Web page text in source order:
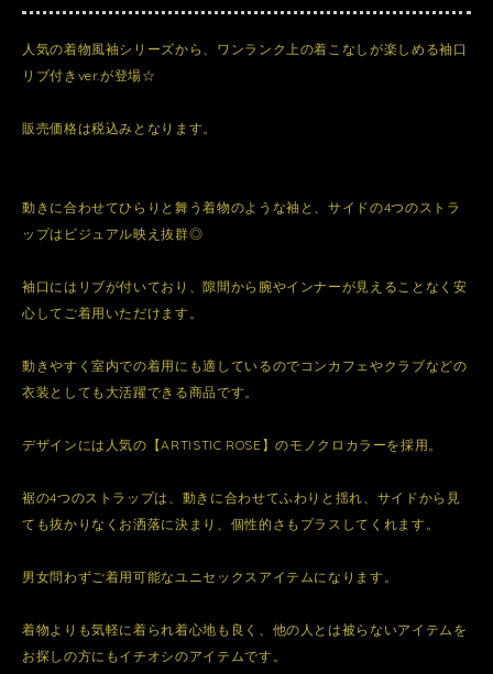
人気の着物風袖シリーズから、ワンランク上の着こなしが楽しめる袖口
リブ付きver.が登場☆
販売価格は税込みとなります。
動きに合わせてひらりと舞う着物のような袖と、サイドの4つのストラ
ップはビジュアル映え抜群◎
袖口にはリブが付いており、隙間から腕やインナーが見えることなく安
心してご着用いただけます。
動きやすく室内での着用にも適しているのでコンカフェやクラブなどの
衣装としても大活躍できる商品です。
デザインには人気の【ARTISTIC ROSE】のモノクロカラーを採用。
裾の4つのストラップは、動きに合わせてふわりと揺れ、サイドから見
ても抜かりなくお洒落に決まり、個性的さもプラスしてくれます。
男女問わずご着用可能なユニセックスアイテムになります。
着物よりも気軽に着られ着心地も良く、他の人とは被らないアイテムを
お探しの方にもイチオシのアイテムです。